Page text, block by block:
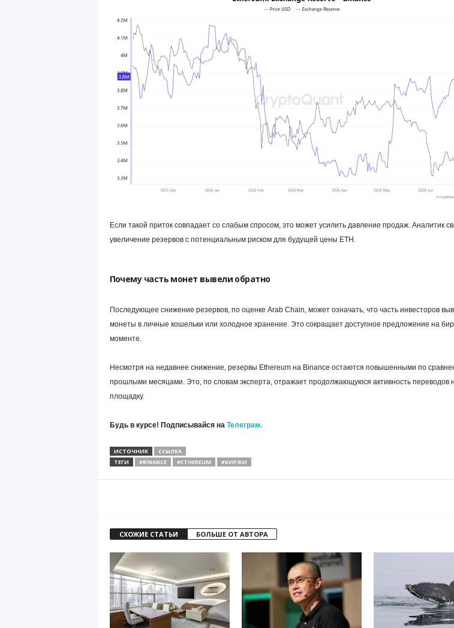
Если такой приток совпадает со слабым спросом, это может усилить давление продаж. Аналитик
увеличение резервов с потенциальным риском для будущей цены ETH.
Почему часть монет вывели обратно
Последующее снижение резервов, по оценке Arab Chain, может означать, что часть инвесторов
монеты в личные кошельки или холодное хранение. Это сокращает доступное предложение на
моменте.
Несмотря на недавнее снижение, резервы Ethereum на Binance остаются повышенными по
прошлыми месяцами. Это, по словам эксперта, отражает продолжающуюся активность переводов
площадку.
Будь в курсе! Подписывайся на Телеграм.
ИСТОЧНИК
ССЫЛКА
ТЕГИ
#BINANCE #ETHEREUM #БИРЖИ
СХОЖИЕ СТАТЬИ БОЛЬШЕ ОТ АВТОРА